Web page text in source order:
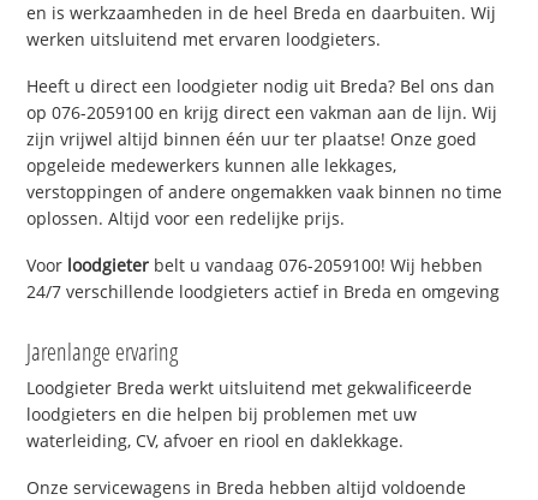
en is werkzaamheden in de heel Breda en daarbuiten. Wij
werken uitsluitend met ervaren loodgieters.
Heeft u direct een loodgieter nodig uit Breda? Bel ons dan
op 076-2059100 en krijg direct een vakman aan de lijn. Wij
zijn vrijwel altijd binnen één uur ter plaatse! Onze goed
opgeleide medewerkers kunnen alle lekkages,
verstoppingen of andere ongemakken vaak binnen no time
oplossen. Altijd voor een redelijke prijs.
Voor loodgieter belt u vandaag 076-2059100! Wij hebben
24/7 verschillende loodgieters actief in Breda en omgeving
Jarenlange ervaring
Loodgieter Breda werkt uitsluitend met gekwalificeerde
loodgieters en die helpen bij problemen met uw
waterleiding, CV, afvoer en riool en daklekkage.
Onze servicewagens in Breda hebben altijd voldoende